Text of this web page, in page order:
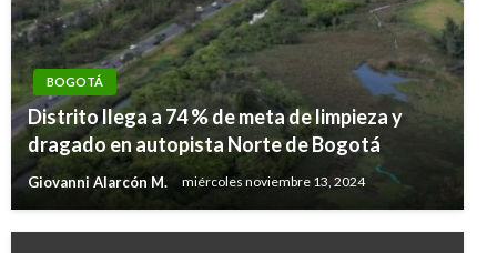
BOGOTÁ
Distrito llega a 74 % de meta de limpieza y
dragado en autopista Norte de Bogotá
Giovanni Alarcón M. miércoles noviembre 13, 2024